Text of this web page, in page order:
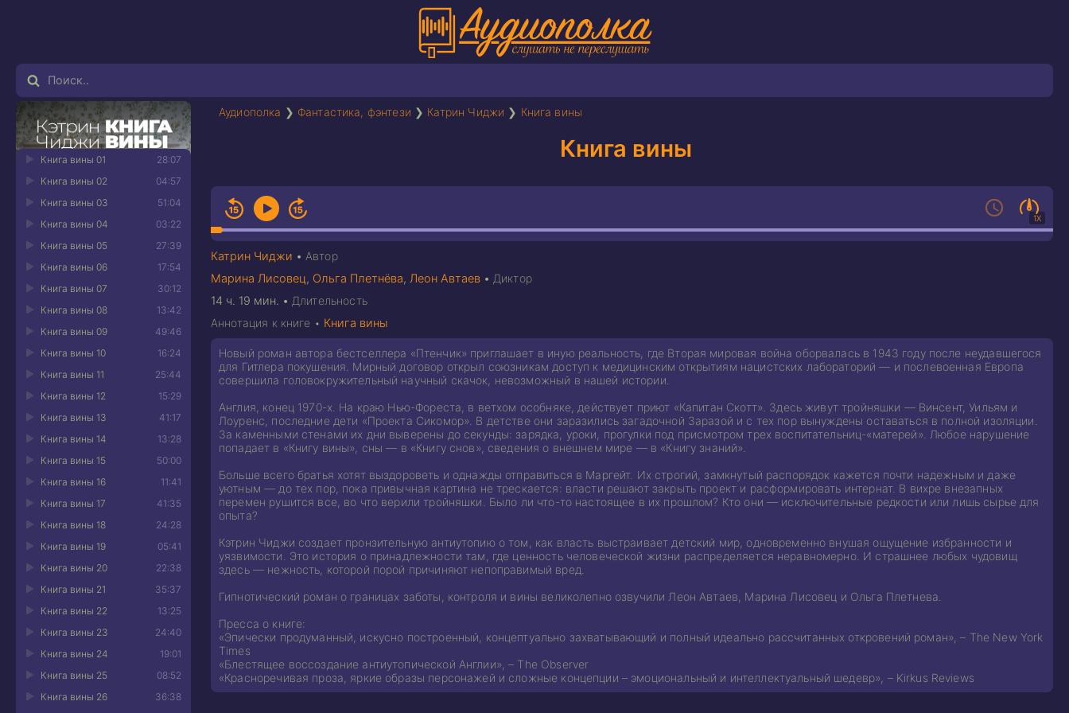
Аудиополка ❯ Фантастика, фэнтези ❯ Катрин Чиджи ❯ Книга вины
Книга вины
1X
Катрин Чиджи • Автор
Марина Лисовец, Ольга Плетнёва, Леон Автаев • Диктор
14 ч. 19 мин. • Длительность
28:07
Книга вины 01
04:57
Книга вины 02
51:04
Книга вины 03
03:22
Книга вины 04
27:39
Книга вины 05
17:54
Книга вины 06
30:12
Книга вины 07
13:42
Книга вины 08
49:46
Книга вины 09
16:24
Книга вины 10
25:44
Книга вины 11
15:29
Книга вины 12
41:17
Книга вины 13
13:28
Книга вины 14
50:00
Книга вины 15
11:41
Книга вины 16
41:35
Книга вины 17
24:28
Книга вины 18
05:41
Книга вины 19
22:38
Книга вины 20
35:37
Книга вины 21
13:25
Книга вины 22
24:40
Книга вины 23
19:01
Книга вины 24
08:52
Книга вины 25
36:38
Книга вины 26
Аннотация к книге • Книга вины
Новый роман автора бестселлера «Птенчик» приглашает в иную реальность, где Вторая мировая война оборвалась в 1943 году после неудавшегося
для Гитлера покушения. Мирный договор открыл союзникам доступ к медицинским открытиям нацистских лабораторий — и послевоенная Европа
совершила головокружительный научный скачок, невозможный в нашей истории.
Англия, конец 1970-х. На краю Нью-Фореста, в ветхом особняке, действует приют «Капитан Скотт». Здесь живут тройняшки — Винсент, Уильям и
Лоуренс, последние дети «Проекта Сикомор». В детстве они заразились загадочной Заразой и с тех пор вынуждены оставаться в полной изоляции.
За каменными стенами их дни выверены до секунды: зарядка, уроки, прогулки под присмотром трех воспитательниц-«матерей». Любое нарушение
попадает в «Книгу вины», сны — в «Книгу снов», сведения о внешнем мире — в «Книгу знаний».
Больше всего братья хотят выздороветь и однажды отправиться в Маргейт. Их строгий, замкнутый распорядок кажется почти надежным и даже
уютным — до тех пор, пока привычная картина не трескается: власти решают закрыть проект и расформировать интернат. В вихре внезапных
перемен рушится все, во что верили тройняшки. Было ли что-то настоящее в их прошлом? Кто они — исключительные редкости или лишь сырье для
опыта?
Кэтрин Чиджи создает пронзительную антиутопию о том, как власть выстраивает детский мир, одновременно внушая ощущение избранности и
уязвимости. Это история о принадлежности там, где ценность человеческой жизни распределяется неравномерно. И страшнее любых чудовищ
здесь — нежность, которой порой причиняют непоправимый вред.
Гипнотический роман о границах заботы, контроля и вины великолепно озвучили Леон Автаев, Марина Лисовец и Ольга Плетнева.
Пресса о книге:
«Эпически продуманный, искусно построенный, концептуально захватывающий и полный идеально рассчитанных откровений роман», – The New York
Times
«Блестящее воссоздание антиутопической Англии», – The Observer
«Красноречивая проза, яркие образы персонажей и сложные концепции – эмоциональный и интеллектуальный шедевр», – Kirkus Reviews